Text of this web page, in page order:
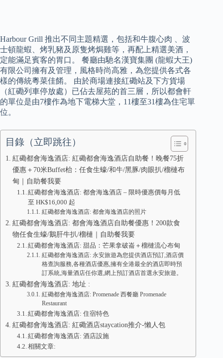
Harbour Grill 推出不同主題精選，包括和牛腹心肉 、波
士頓龍蝦、烤乳豬及原隻烤焗雞等，再配上精選美酒，
定能滿足賓客的胃口。 餐廳由馳名漢寶集團 (龍蝦大王)
有限公司擁有及管理，風格時尚高雅，為您提供各式各
樣的傳統粵菜佳餚。 由於商場連接紅磡站及下方貨場
（紅磡列車停放處）已佔去屋苑的首三層，所以都會軒
的單位是由7樓作為地下電梯大堂，11樓至31樓為住宅單
位。
目錄（立即跳往）
紅磡都會海逸酒店: 紅磡都會海逸酒店自助餐！晚餐75折
優惠＋70米Buffet枱：任食生蠔/和牛/黑豚/肉眼扒/榴槤布
甸｜自助餐我要
紅磡都會海逸酒店: 都會海逸酒店 – 限時優惠價每月低
至 HK$16,000 起
紅磡都會海逸酒店: 都會海逸酒店的照片
紅磡都會海逸酒店: 都會海逸酒店自助餐優惠！200款食
物任食生蠔/鵝肝牛扒/榴槤｜自助餐我要
紅磡都會海逸酒店: 甜品：芒果拿破崙＋榴槤流心布甸
紅磡都會海逸酒店: 永安旅遊為您提供酒店預訂,酒店價
格查詢服務,各種酒店優惠,擁有全港最全的酒店即時預
訂系統,海量酒店任你選,網上預訂酒店首選永安旅遊。
紅磡都會海逸酒店: 地址 :
紅磡都會海逸酒店: Promenade 西餐廳 Promenade
Restaurant
紅磡都會海逸酒店: 住宿特色
紅磡都會海逸酒店: 紅磡酒店staycation推介-懶人包
紅磡都會海逸酒店: 酒店設施
相關文章: